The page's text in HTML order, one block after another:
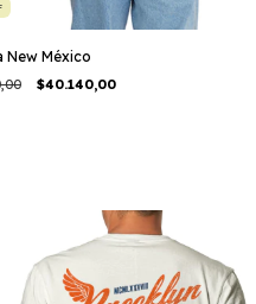
New México
$40.140,00